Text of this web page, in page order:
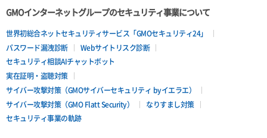
GMOインターネットグループのセキュリティ事業について
世界初総合ネットセキュリティサービス「GMOセキュリティ24」
パスワード漏洩診断
Webサイトリスク診断
セキュリティ相談AIチャットボット
実在証明・盗聴対策
サイバー攻撃対策（GMOサイバーセキュリティ byイエラエ）
サイバー攻撃対策（GMO Flatt Security）
なりすまし対策
セキュリティ事業の軌跡